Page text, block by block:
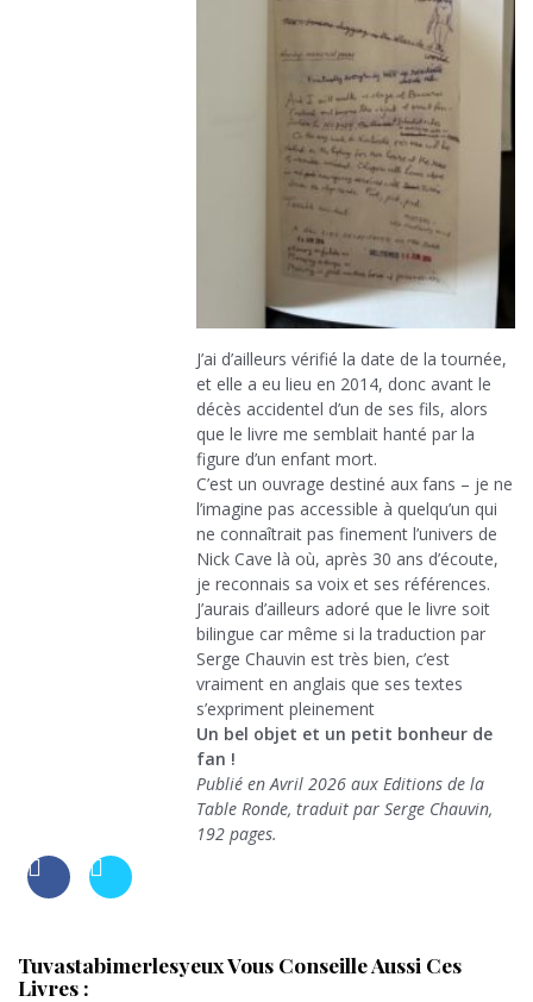
J’ai d’ailleurs vérifié la date de la tournée,
et elle a eu lieu en 2014, donc avant le
décès accidentel d’un de ses fils, alors
que le livre me semblait hanté par la
figure d’un enfant mort.
C’est un ouvrage destiné aux fans – je ne
l’imagine pas accessible à quelqu’un qui
ne connaîtrait pas finement l’univers de
Nick Cave là où, après 30 ans d’écoute,
je reconnais sa voix et ses références.
J’aurais d’ailleurs adoré que le livre soit
bilingue car même si la traduction par
Serge Chauvin est très bien, c’est
vraiment en anglais que ses textes
s’expriment pleinement
Un bel objet et un petit bonheur de
fan !
Publié en Avril 2026 aux Editions de la
Table Ronde, traduit par Serge Chauvin,
192 pages.
Tuvastabimerlesyeux Vous Conseille Aussi Ces
Livres :